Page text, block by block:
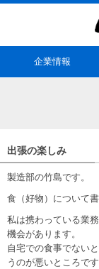
企業情報
出張の楽しみ
製造部の竹島です。
食（好物）について
私は携わっている業
機会があります。
自宅での食事でない
うのが悪いところです